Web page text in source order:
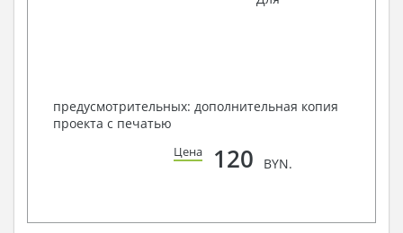
предусмотрительных: дополнительная копия
проекта с печатью
Цена 120 BYN.